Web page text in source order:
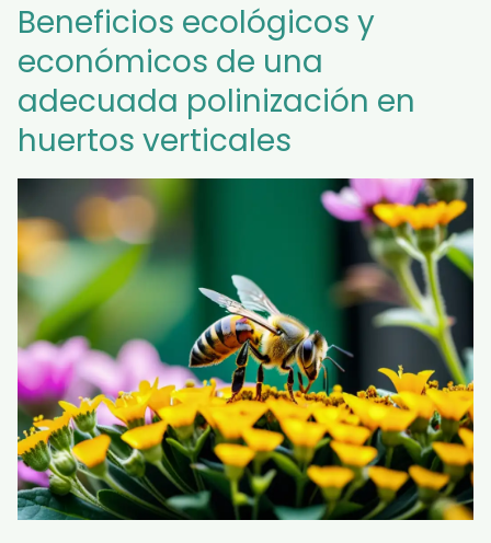
Beneficios ecológicos y
económicos de una
adecuada polinización en
huertos verticales